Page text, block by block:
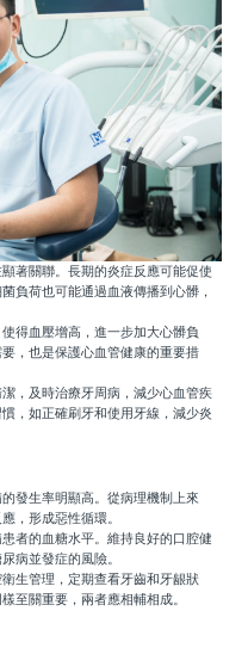
關聯。長期的炎症反應可能促使
負荷也可能通過血液傳播到心髒，
得血壓增高，進一步加大心髒負
，也是保護心血管健康的重要措
，及時治療牙周病，減少心血管疾
，如正確刷牙和使用牙線，減少炎
發生率明顯高。從病理機制上來
，形成惡性循環。
的血糖水平。維持良好的口腔健
病並發症的風險。
生管理，定期查看牙齒和牙龈狀
至關重要，兩者應相輔相成。